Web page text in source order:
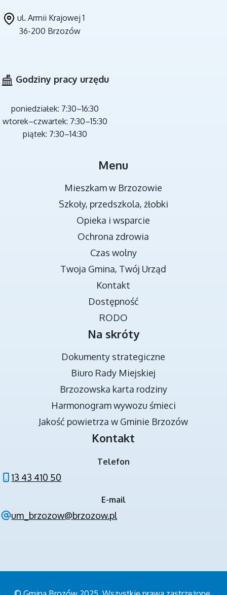
MIEJSCA REKREACJI
TRANSMISJA OBRAD RADY MIEJSKIEJ
DOKUMENTY STRATEGICZNE
BRZOZÓW - PROJEKT
ul. Armii Krajowej 1
36-200 Brzozów
Godziny pracy urzędu
poniedziałek: 7:30–16:30
wtorek–czwartek: 7:30–15:30
piątek: 7:30–14:30
Menu
Mieszkam w Brzozowie
Szkoły, przedszkola, żłobki
Opieka i wsparcie
Ochrona zdrowia
Czas wolny
Twoja Gmina, Twój Urząd
Kontakt
Dostępność
RODO
Na skróty
Dokumenty strategiczne
Biuro Rady Miejskiej
Brzozowska karta rodziny
Harmonogram wywozu śmieci
Jakość powietrza w Gminie Brzozów
Kontakt
Telefon
13 43 410 50
E-mail
um_brzozow@brzozow.pl